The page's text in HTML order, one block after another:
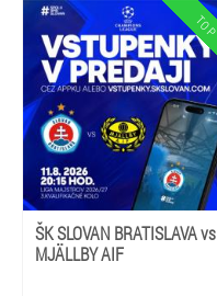
ŠK SLOVAN BRATISLAVA vs
MJÄLLBY AIF